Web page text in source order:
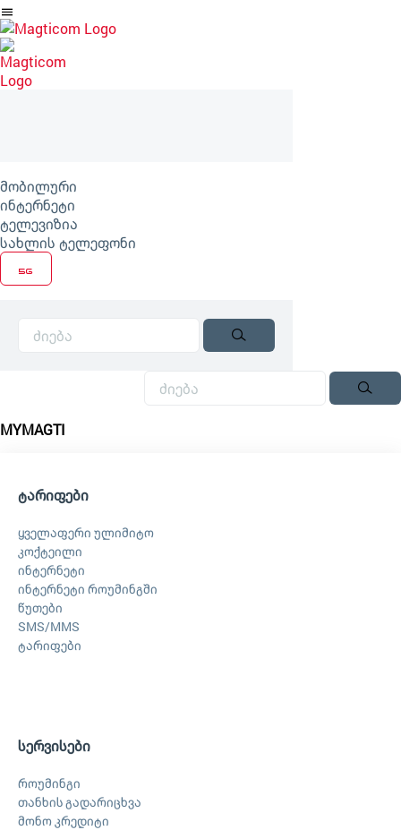
არტიკლზე
გადასვლა
მობილური
ინტერნეტი
ტელევიზია
სახლის ტელეფონი
MYMAGTI
ტარიფები
ყველაფერი ულიმიტო
კოქტეილი
ინტერნეტი
ინტერნეტი როუმინგში
წუთები
SMS/MMS
ტარიფები
სერვისები
როუმინგი
თანხის გადარიცხვა
მონო კრედიტი